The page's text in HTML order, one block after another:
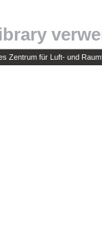
Zentrum für Luft- und